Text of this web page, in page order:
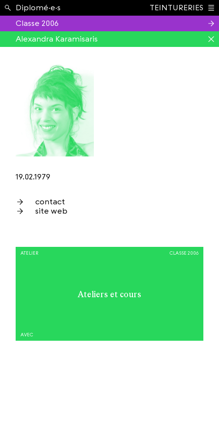
Étudiant.e.s ›
Diplomé·e·s
TEINTURERIES
Classe 2006
Alexandra Karamisaris
19.02.1979
contact
site web
Ateliers et cours
ATELIER CLASSE 2006
AVEC